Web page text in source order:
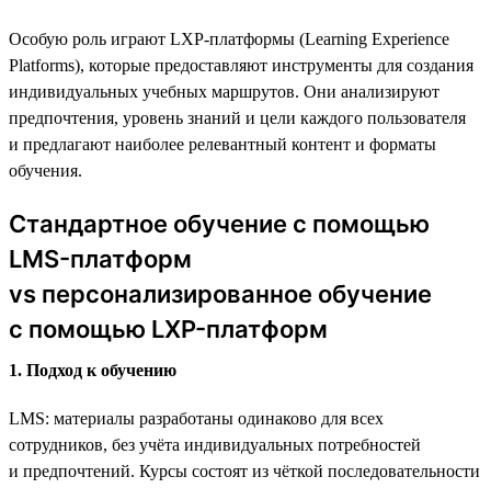
Особую роль играют LXP-платформы (Learning Experience
Platforms), которые предоставляют инструменты для создания
индивидуальных учебных маршрутов. Они анализируют
предпочтения, уровень знаний и цели каждого пользователя
и предлагают наиболее релевантный контент и форматы
обучения.
Стандартное обучение с помощью
LMS-платформ
vs персонализированное обучение
с помощью LXP-платформ
1. Подход к обучению
LMS: материалы разработаны одинаково для всех
сотрудников, без учёта индивидуальных потребностей
и предпочтений. Курсы состоят из чёткой последовательности